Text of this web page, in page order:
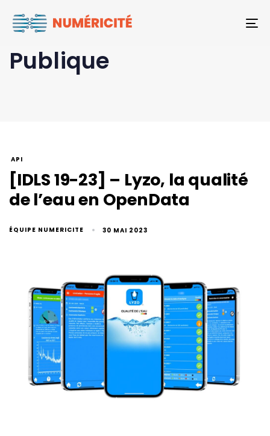
Publique
API
[IDLS 19-23] – Lyzo, la qualité
de l’eau en OpenData
ÉQUIPE NUMERICITE 30 MAI 2023